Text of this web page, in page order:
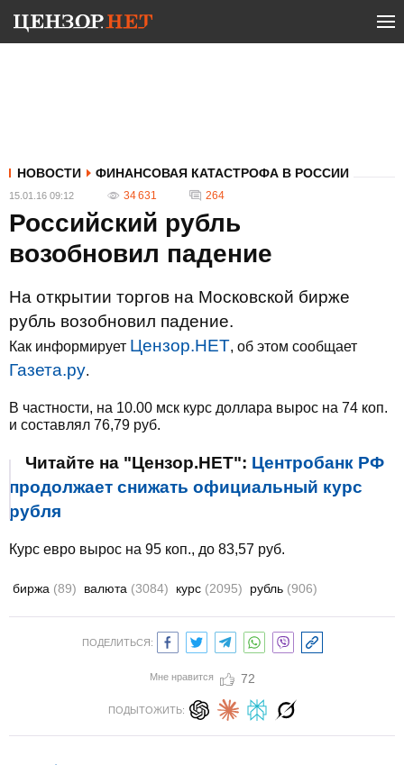
НОВОСТИ ФИНАНСОВАЯ КАТАСТРОФА В РОССИИ
15.01.16 09:12 34 631 264
Российский рубль
возобновил падение
На открытии торгов на Московской бирже
рубль возобновил падение.
Как информирует Цензор.НЕТ, об этом сообщает
Газета.ру.
В частности, на 10.00 мск курс доллара вырос на 74 коп.
и составлял 76,79 руб.
Читайте на "Цензор.НЕТ": Центробанк РФ
продолжает снижать официальный курс
рубля
Курс евро вырос на 95 коп., до 83,57 руб.
биржа (89) валюта (3084) курс (2095) рубль (906)
ПОДЕЛИТЬСЯ:
Мне нравится 72
ПОДЫТОЖИТЬ: